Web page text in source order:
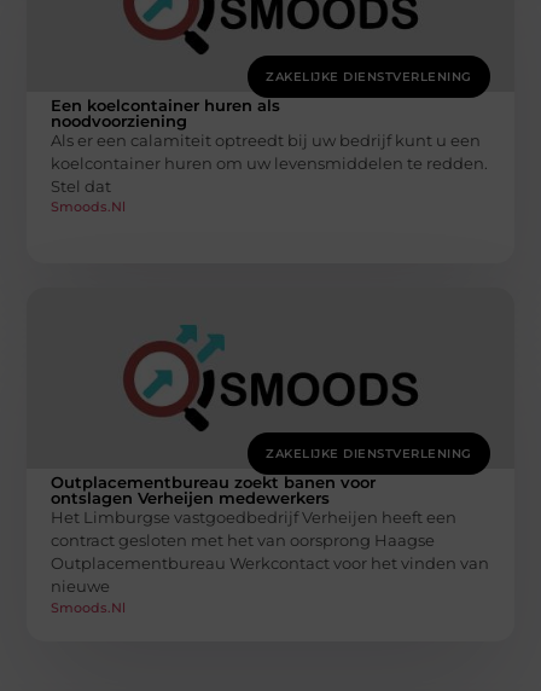
ZAKELIJKE DIENSTVERLENING
Een koelcontainer huren als
noodvoorziening
Als er een calamiteit optreedt bij uw bedrijf kunt u een
koelcontainer huren om uw levensmiddelen te redden.
Stel dat
Smoods.nl
ZAKELIJKE DIENSTVERLENING
Outplacementbureau zoekt banen voor
ontslagen Verheijen medewerkers
Het Limburgse vastgoedbedrijf Verheijen heeft een
contract gesloten met het van oorsprong Haagse
Outplacementbureau Werkcontact voor het vinden van
nieuwe
Smoods.nl